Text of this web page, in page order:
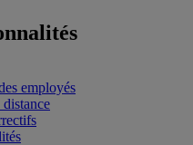
employés